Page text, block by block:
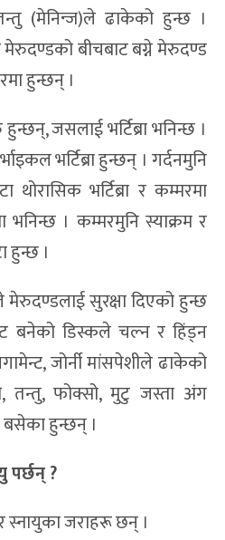
(मेनिन्ज)ले ढाकेको हुन्छ ।
बीचबाट बग्ने मेरुदण्ड
हुन्छन् ।
जसलाई भर्टिब्रा भनिन्छ ।
भर्टिब्रा हुन्छन् । गर्दनमुनि
भर्टिब्रा र कम्मरमा
भनिन्छ । कम्मरमुनि स्याक्रम र
हुन्छ ।
मेरुदण्डलाई सुरक्षा दिएको हुन्छ
बनेको डिस्कले चल्न र हिंड्न
जोर्नी मांसपेशीले ढाकेको
तन्तु, फोक्सो, मुटु जस्ता अंग
हुन्छन् ।
पर्छन् ?
स्नायुका जराहरू छन् ।